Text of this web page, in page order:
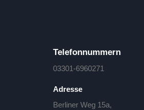
Telefonnummern
03301-6960271
Adresse
Berliner Weg 15a,